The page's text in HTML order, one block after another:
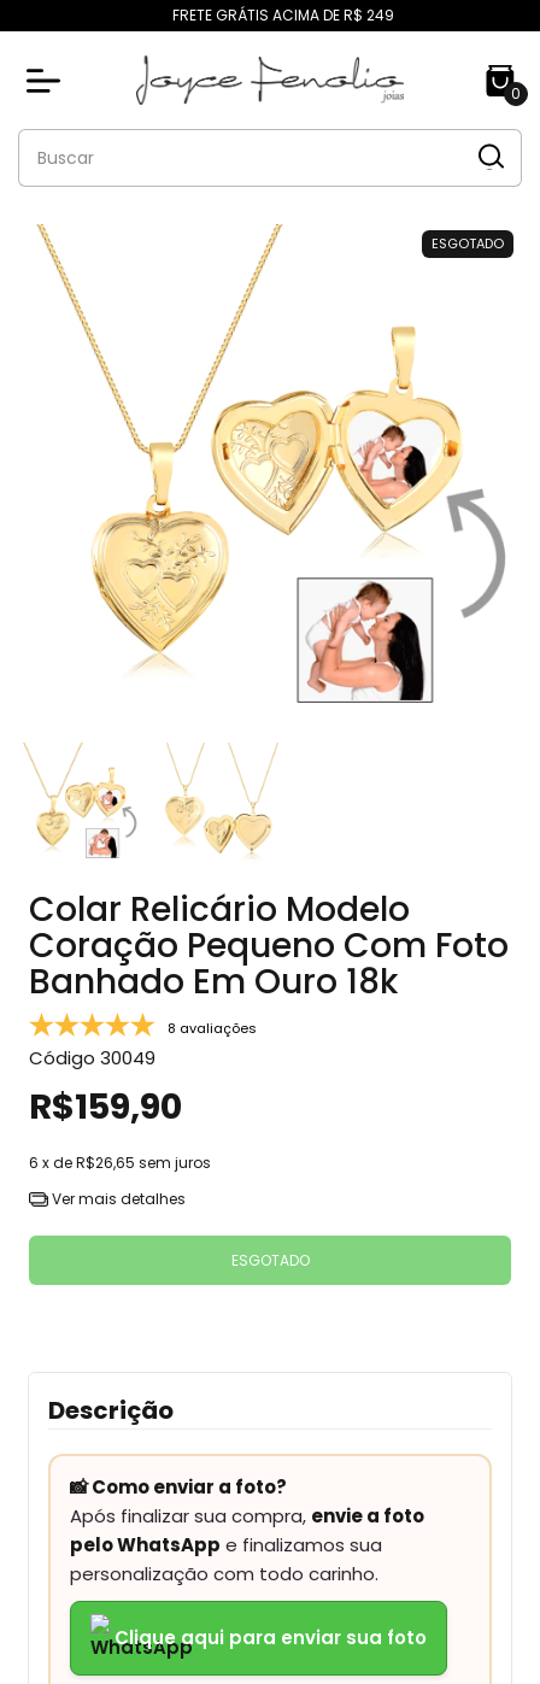
FRETE GRÁTIS ACIMA DE R$ 249
0
ESGOTADO
Colar Relicário Modelo
Coração Pequeno Com Foto
Banhado Em Ouro 18k
8 avaliações
Código 30049
R$159,90
6 x deR$26,65 sem juros
Ver mais detalhes
Descrição
📸 Como enviar a foto?
Após finalizar sua compra, envie a foto
pelo WhatsApp e finalizamos sua
personalização com todo carinho.
Clique aqui para enviar sua foto